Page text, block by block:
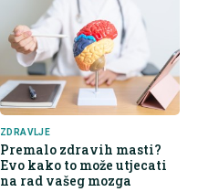
ZDRAVLJE
Premalo zdravih masti?
Evo kako to može utjecati
na rad vašeg mozga